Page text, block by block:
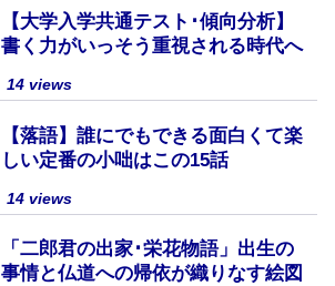
【大学入学共通テスト･傾向分析】
書く力がいっそう重視される時代へ
14 views
【落語】誰にでもできる面白くて楽
しい定番の小咄はこの15話
14 views
「二郎君の出家･栄花物語」出生の
事情と仏道への帰依が織りなす絵図